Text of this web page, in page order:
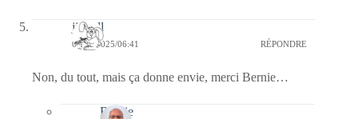
jill bill
05/06/2025/06:41 RÉPONDRE
Non, du tout, mais ça donne envie, merci Bernie…
Bernie